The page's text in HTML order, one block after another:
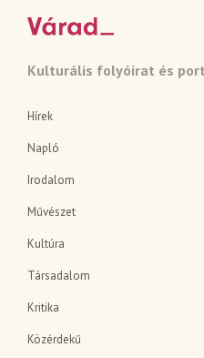
Kulturális folyóirat és
Hírek
Napló
Irodalom
Művészet
Kultúra
Társadalom
Kritika
Közérdekű